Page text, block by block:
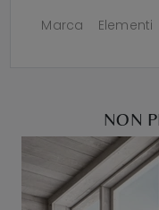
Marca Elementi
NON